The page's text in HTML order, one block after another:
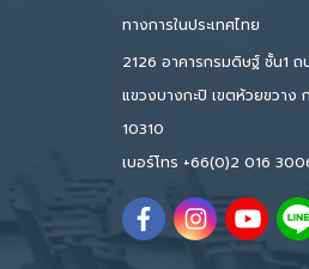
ทางการในประเทศไทย
2126 อาคารกรมดิษฐ์ ชั้น1 ถ
แขวงบางกะปิ เขตห้วยขวาง
10310
เบอร์โทร +66(0)2 016